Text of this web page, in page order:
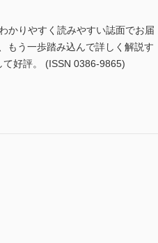
りやすく読みやすい誌面でお届
もう一歩踏み込んで詳しく解説す
好評。 (ISSN 0386-9865)